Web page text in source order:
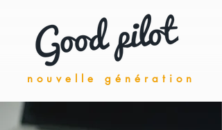
nouvelle génération